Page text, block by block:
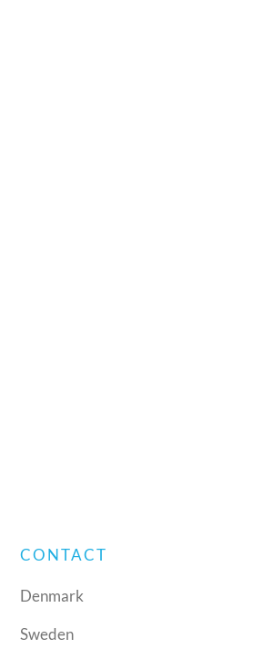
CONTACT
Denmark
Sweden